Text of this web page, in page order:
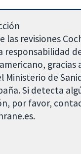
las revisiones
responsabilidad
gracias
Ministerio de
Si detecta
por favor,